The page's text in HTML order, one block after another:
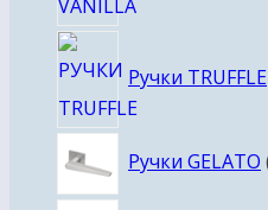
Ручки TRUFFLE
Ручки GELATO